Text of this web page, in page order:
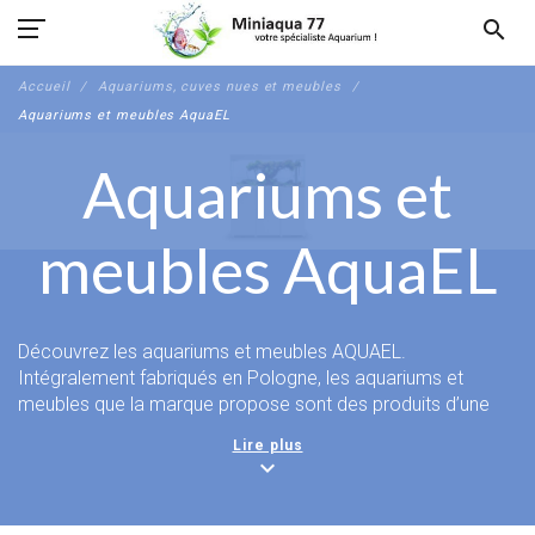
search
Accueil
Aquariums, cuves nues et meubles
Aquariums et meubles AquaEL
Aquariums et
meubles AquaEL
Découvrez les aquariums et meubles AQUAEL.
Intégralement fabriqués en Pologne, les aquariums et
meubles que la marque propose sont des produits d’une
La politique de la marque est moderne, AquaEL ne souhaite
inclus avec l'aquarium. C’est pourquoi tous les modèles de
Lire plus
expand_more